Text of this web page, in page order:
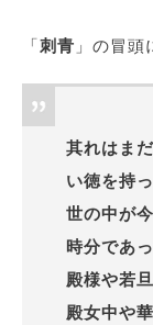
「刺青 」の冒頭
其れはま
い徳を持
世の中が
時分であっ
殿様や若
殿女中や